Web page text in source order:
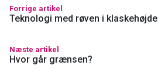
Forrige artikel
Teknologi med røven i klaskehøjde
Næste artikel
Hvor går grænsen?